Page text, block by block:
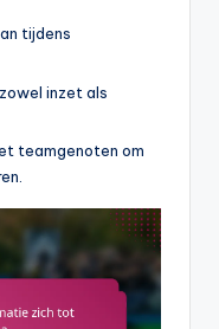
tijdens
inzet als
teamgenoten om